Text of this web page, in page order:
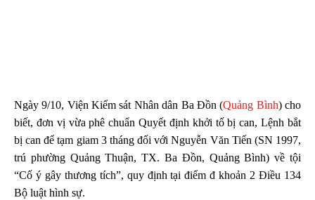
Ngày 9/10, Viện Kiểm sát Nhân dân Ba Đồn (Quảng Bình) cho
biết, đơn vị vừa phê chuẩn Quyết định khởi tố bị can, Lệnh bắt
bị can để tạm giam 3 tháng đối với Nguyễn Văn Tiến (SN 1997,
trú phường Quảng Thuận, TX. Ba Đồn, Quảng Bình) về tội
“Cố ý gây thương tích”, quy định tại điểm đ khoản 2 Điều 134
Bộ luật hình sự.